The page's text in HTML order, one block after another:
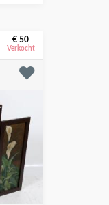
€ 50
Verkocht